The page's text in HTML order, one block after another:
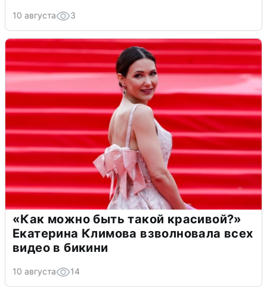
10 августа 3
«Как можно быть такой красивой?»
Екатерина Климова взволновала всех
видео в бикини
10 августа 14